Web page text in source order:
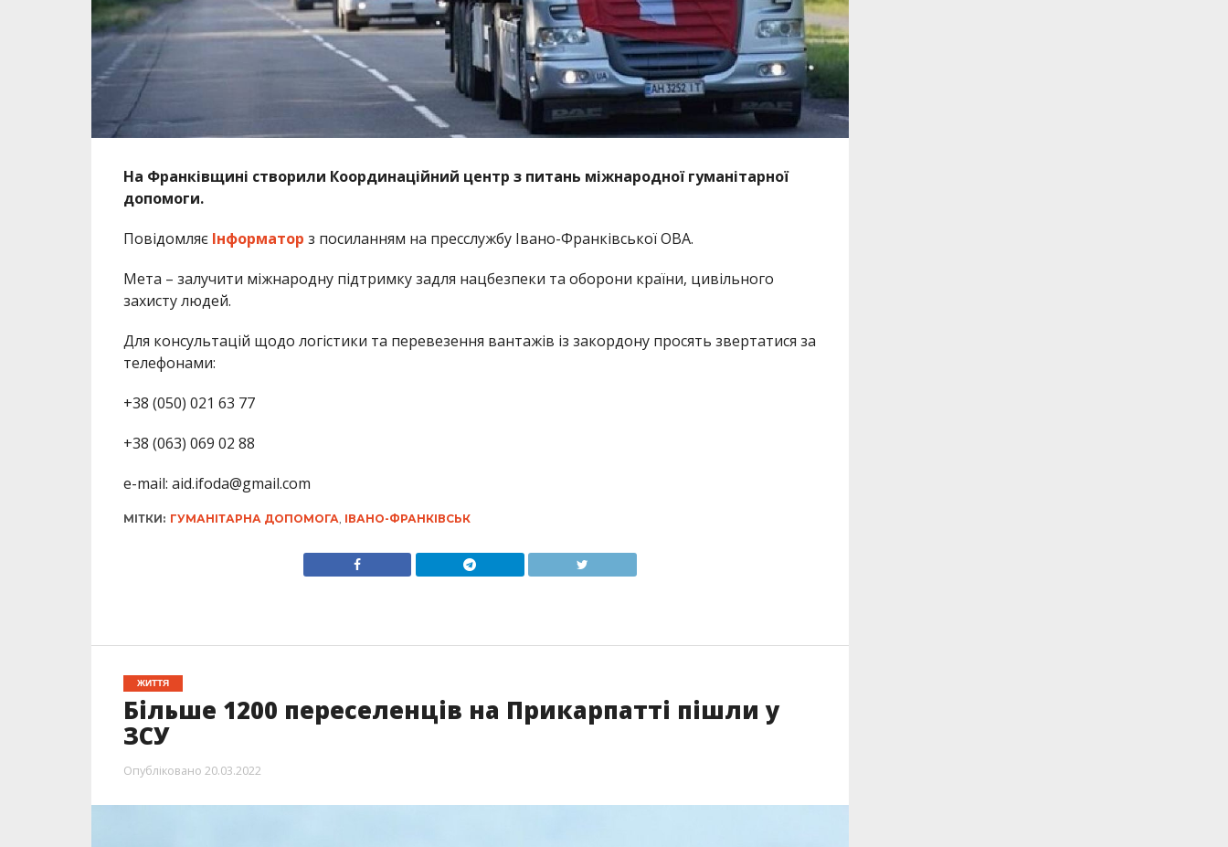
На Франківщині створили Координаційний центр з питань міжнародної гуманітарної
допомоги.
Повідомляє Інформатор з посиланням на пресслужбу Івано-Франківської ОВА.
Мета – залучити міжнародну підтримку задля нацбезпеки та оборони країни, цивільного
захисту людей.
Для консультацій щодо логістики та перевезення вантажів із закордону просять звертатися за
телефонами:
+38 (050) 021 63 77
+38 (063) 069 02 88
e-mail: aid.ifoda@gmail.com
МІТКИ: ГУМАНІТАРНА ДОПОМОГА ІВАНО-ФРАНКІВСЬК
ЖИТТЯ
Більше 1200 переселенців на Прикарпатті пішли у
ЗСУ
Опубліковано 20.03.2022